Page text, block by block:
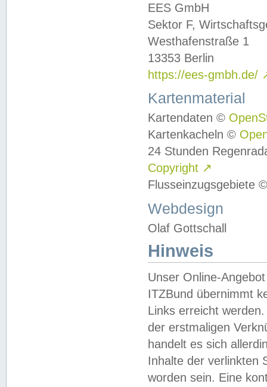
EES GmbH
Sektor F,
Westhafenstraße 1
13353 Berlin
https://ees-gmbh.de/
Kartenmaterial
Kartendaten ©
Kartenkacheln ©
24 Stunden
Copyright ↗
Flusseinzugsgebiete
Webdesign
Olaf Gottschall
Hinweis
Unser Online-
ITZBund übernimmt
Links erreicht
der erstmaligen
handelt es sich
Inhalte der verlinkten
worden sein. Eine